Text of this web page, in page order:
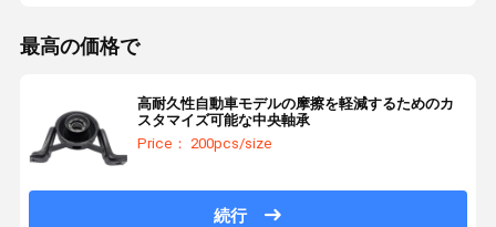
最高の価格で
高耐久性自動車モデルの摩擦を軽減するためのカ
スタマイズ可能な中央軸承
Price： 200pcs/size
続行